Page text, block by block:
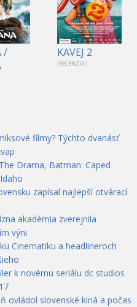
/
KAVEJ 2
[RECENZIA ]
filmy? Týchto dvanásť
Drama, Batman: Caped
zapísal najlepší otvárací
akadémia zverejnila
výni
Cinematiku a headlineroch
k novému seriálu dc studios
ovládol slovenské kiná a počas